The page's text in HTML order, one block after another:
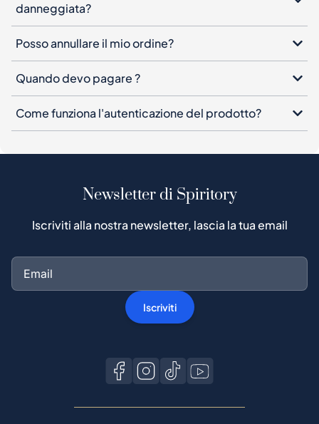
danneggiata?
Posso annullare il mio ordine?
Quando devo pagare ?
Come funziona l'autenticazione del prodotto?
Newsletter di Spiritory
Iscriviti alla nostra newsletter, lascia la tua email
Iscriviti